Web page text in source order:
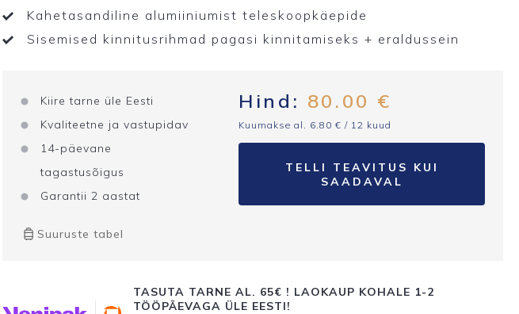
Kahetasandiline alumiiniumist teleskoopkäepide
Sisemised kinnitusrihmad pagasi kinnitamiseks + eraldussein
Kiire tarne üle Eesti
Kvaliteetne ja vastupidav
14-päevane
tagastusõigus
Garantii 2 aastat
Suuruste tabel
Hind: 80.00 €
Kuumakse al. 6.80€ / 12 kuud
TELLI TEAVITUS KUI
SAADAVAL
TASUTA TARNE AL. 65€ ! LAOKAUP KOHALE 1-2
TÖÖPÄEVAGA ÜLE EESTI!